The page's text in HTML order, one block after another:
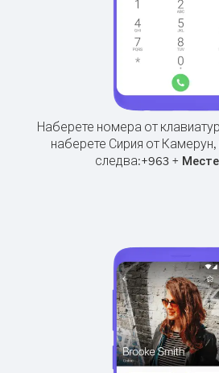
Наберете номера от
наберете Сирия от
следва:+963 +